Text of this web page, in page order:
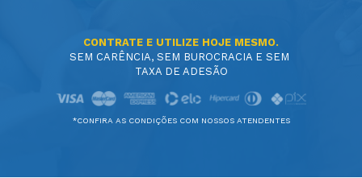
CONTRATE E UTILIZE HOJE MESMO.
SEM CARÊNCIA, SEM BUROCRACIA E SEM
TAXA DE ADESÃO
*CONFIRA AS CONDIÇÕES COM NOSSOS ATENDENTES